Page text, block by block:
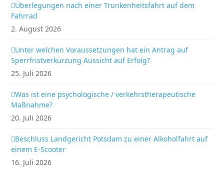
Überlegungen nach einer Trunkenheitsfahrt auf dem
Fahrrad
2. August 2026
Unter welchen Voraussetzungen hat ein Antrag auf
Sperrfristverkürzung Aussicht auf Erfolg?
25. Juli 2026
Was ist eine psychologische / verkehrstherapeutische
Maßnahme?
20. Juli 2026
Beschluss Landgericht Potsdam zu einer Alkoholfahrt auf
einem E-Scooter
16. Juli 2026